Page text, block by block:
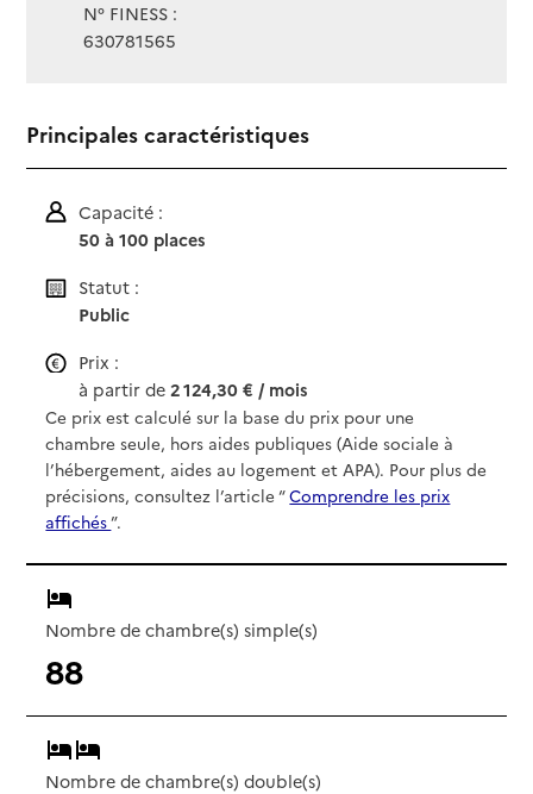
N° FINESS :
630781565
Principales caractéristiques
Capacité :
50 à 100 places
Statut :
Public
Prix :
à partir de2 124,30 € / mois
Ce prix est calculé sur la base du prix pour une
chambre seule, hors aides publiques (Aide sociale à
l’hébergement, aides au logement et APA). Pour plus de
précisions, consultez l’article “Comprendre les prix
affichés”.
Nombre de chambre(s) simple(s)
88
Nombre de chambre(s) double(s)